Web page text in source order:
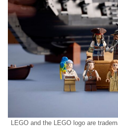
LEGO and the LEGO logo are